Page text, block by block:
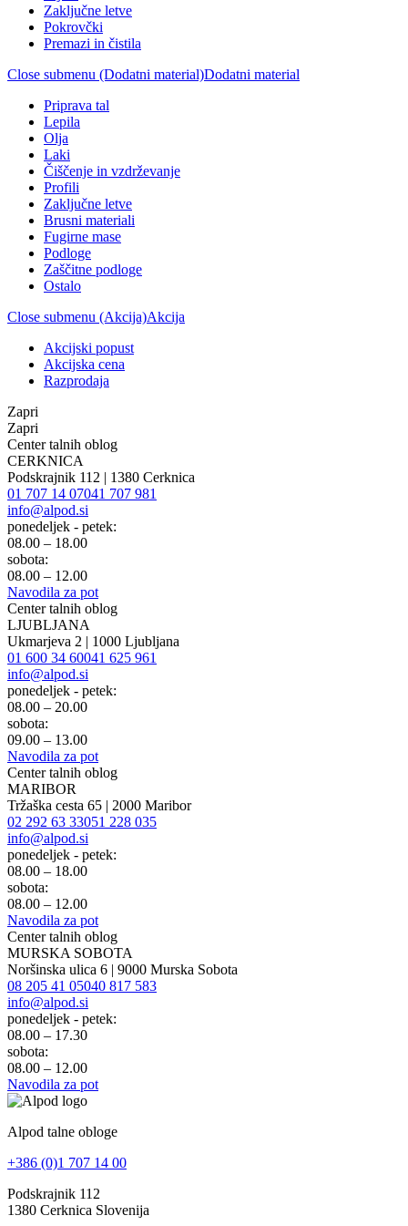
Zaključne letve
Pokrovčki
Premazi in čistila
Close submenu (Dodatni material)Dodatni material
Priprava tal
Lepila
Olja
Laki
Čiščenje in vzdrževanje
Profili
Zaključne letve
Brusni materiali
Fugirne mase
Podloge
Zaščitne podloge
Ostalo
Close submenu (Akcija)Akcija
Akcijski popust
Akcijska cena
Razprodaja
Zapri
Zapri
Center talnih oblog
CERKNICA
Podskrajnik 112 | 1380 Cerknica
01 707 14 07041 707 981
info@alpod.si
ponedeljek - petek:
08.00 – 18.00
sobota:
08.00 – 12.00
Navodila za pot
Center talnih oblog
LJUBLJANA
Ukmarjeva 2 | 1000 Ljubljana
01 600 34 60041 625 961
info@alpod.si
ponedeljek - petek:
08.00 – 20.00
sobota:
09.00 – 13.00
Navodila za pot
Center talnih oblog
MARIBOR
Tržaška cesta 65 | 2000 Maribor
02 292 63 33051 228 035
info@alpod.si
ponedeljek - petek:
08.00 – 18.00
sobota:
08.00 – 12.00
Navodila za pot
Center talnih oblog
MURSKA SOBOTA
Noršinska ulica 6 | 9000 Murska Sobota
08 205 41 05040 817 583
info@alpod.si
ponedeljek - petek:
08.00 – 17.30
sobota:
08.00 – 12.00
Navodila za pot
Alpod talne obloge
+386 (0)1 707 14 00
Podskrajnik 112
1380 Cerknica Slovenija